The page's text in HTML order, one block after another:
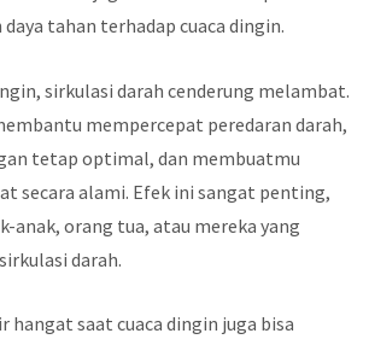
tahan terhadap cuaca dingin.
sirkulasi darah cenderung melambat.
mempercepat peredaran darah,
tetap optimal, dan membuatmu
secara alami. Efek ini sangat penting,
anak, orang tua, atau mereka yang
darah.
hangat saat cuaca dingin juga bisa